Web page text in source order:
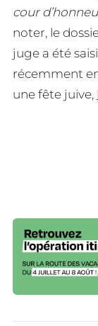
cour
noter, le
juge a été
récemment
une fête juive,